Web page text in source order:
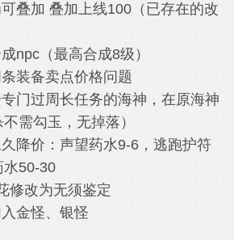
叠加 叠加上线100（已存在的改
npc（最高合成8级）
装备卖点价格问题
门过周长任务的海神，在原海神
需勾玉，无掉落）
降价：声望药水9-6，逃跑护符
水50-30
修改为无须鉴定
金怪、银怪